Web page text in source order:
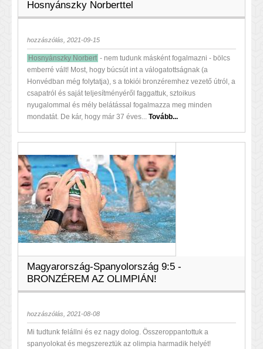
Hosnyánszky Norberttel
hozzászólás, 2021-09-15
Hosnyánszky Norbert - nem tudunk másként fogalmazni - bölcs
emberré vált! Most, hogy búcsút int a válogatottságnak (a
Honvédban még folytatja), s a tokiói bronzéremhez vezető útról, a
csapatról és saját teljesítményéről faggattuk, sztoikus
nyugalommal és mély belátással fogalmazza meg minden
mondatát. De kár, hogy már 37 éves... Tovább...
Magyarország-Spanyolország 9:5 -
BRONZÉREM AZ OLIMPIÁN!
hozzászólás, 2021-08-08
Mi tudtunk felállni és ez nagy dolog. Összeroppantottuk a
spanyolokat és megszereztük az olimpia harmadik helyét!